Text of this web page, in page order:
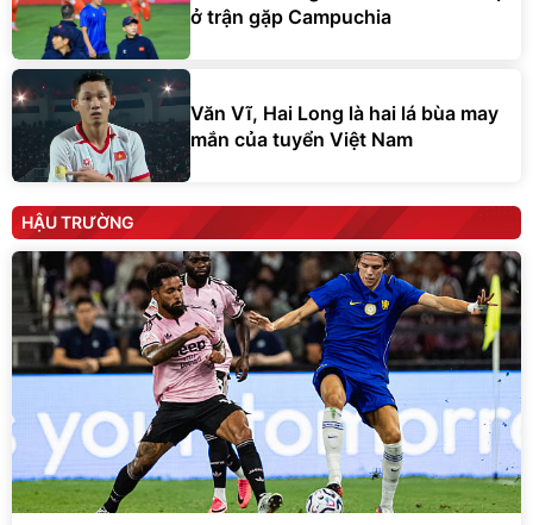
ở trận gặp Campuchia
Văn Vĩ, Hai Long là hai lá bùa may
mắn của tuyển Việt Nam
HẬU TRƯỜNG